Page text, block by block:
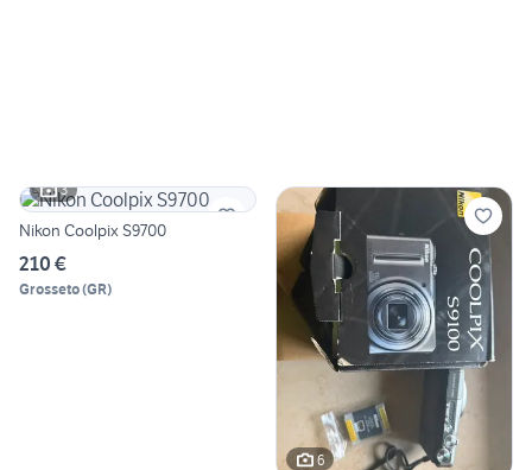
3
Nikon Coolpix S9700
210 €
Grosseto(GR)
6